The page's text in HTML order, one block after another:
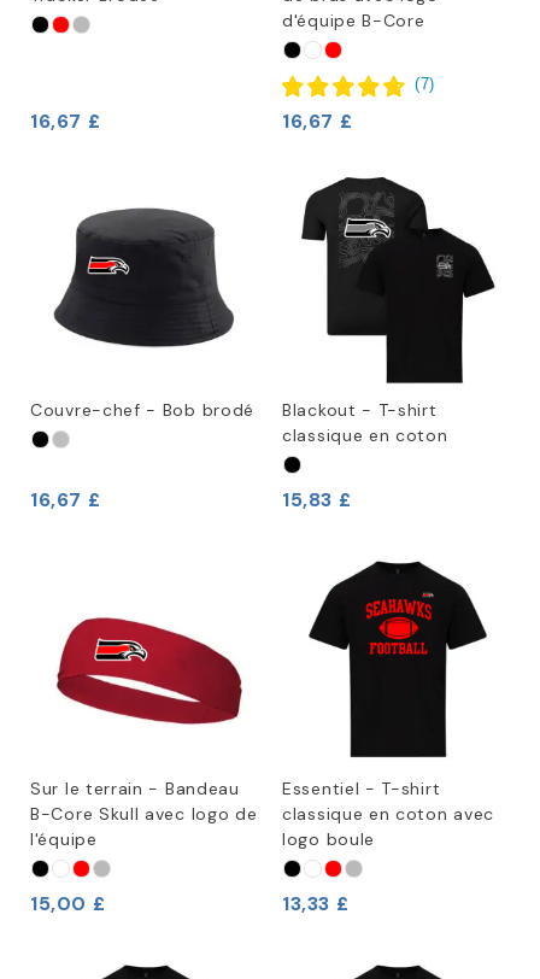
16,67 £
d'équipe B-Core
(7)
16,67 £
Couvre-chef - Bob brodé
16,67 £
Blackout - T-shirt
classique en coton
15,83 £
Sur le terrain - Bandeau
B-Core Skull avec logo de
l'équipe
15,00 £
Essentiel - T-shirt
classique en coton avec
logo boule
13,33 £